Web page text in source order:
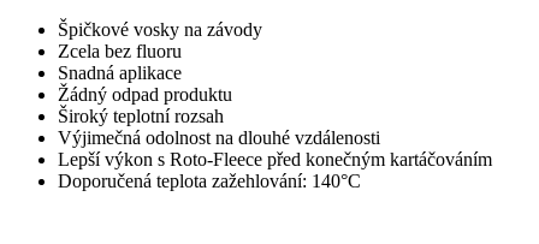
Špičkové vosky na závody
Zcela bez fluoru
Snadná aplikace
Žádný odpad produktu
Široký teplotní rozsah
Výjimečná odolnost na dlouhé vzdálenosti
Lepší výkon s Roto-Fleece před konečným kartáčováním
Doporučená teplota zažehlování: 140°C